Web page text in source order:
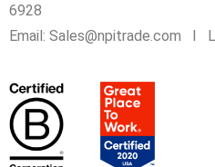
6928
Email: Sales@npitrade.com I